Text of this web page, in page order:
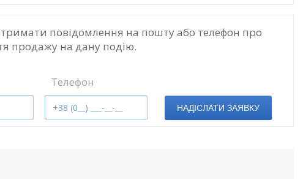
повідомлення на пошту або телефон про
продажу на дану подію.
Телефон
НАДІСЛАТИ ЗАЯВКУ